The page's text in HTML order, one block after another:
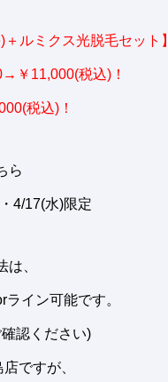
ルミクス光脱毛セット】
￥11,000(税込)！
税込)！
ら
4/17(水)限定
、
イン可能です。
認ください)
ですが、